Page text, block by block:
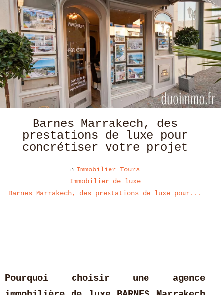
Barnes Marrakech, des
prestations de luxe pour
concrétiser votre projet
Immobilier Tours
Immobilier de luxe
Barnes Marrakech, des prestations de luxe pour...
Pourquoi choisir une agence